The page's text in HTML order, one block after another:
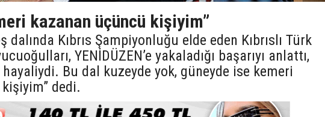
kazanan üçüncü kişiyim”
dalında Kıbrıs Şampiyonluğu elde eden Kıbrıslı Türk
YENİDÜZEN’e yakaladığı başarıyı anlattı,
Bu dal kuzeyde yok, güneyde ise kemeri
dedi.